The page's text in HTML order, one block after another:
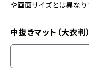
や画面サイズとは異なり
中抜きマット（大衣判）